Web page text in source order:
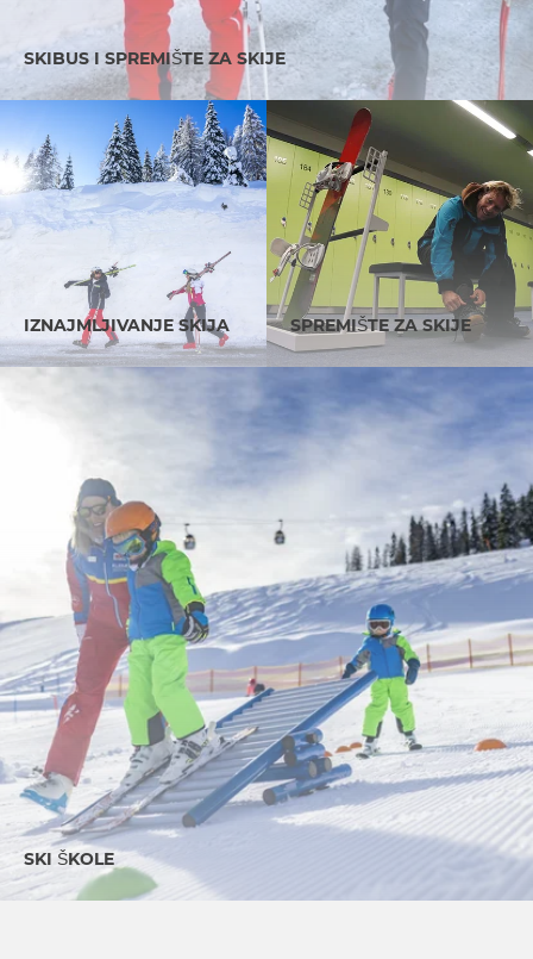
SKIBUS I SPREMIŠTE ZA SKIJE
IZNAJMLJIVANJE SKIJA SPREMIŠTE ZA SKIJE
SKI ŠKOLE